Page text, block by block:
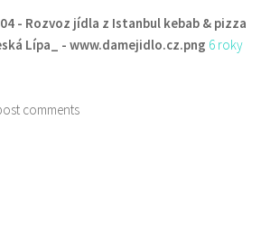
- Rozvoz jídla z Istanbul kebab & pizza
Lípa_ - www.damejidlo.cz.png 6 roky
comments